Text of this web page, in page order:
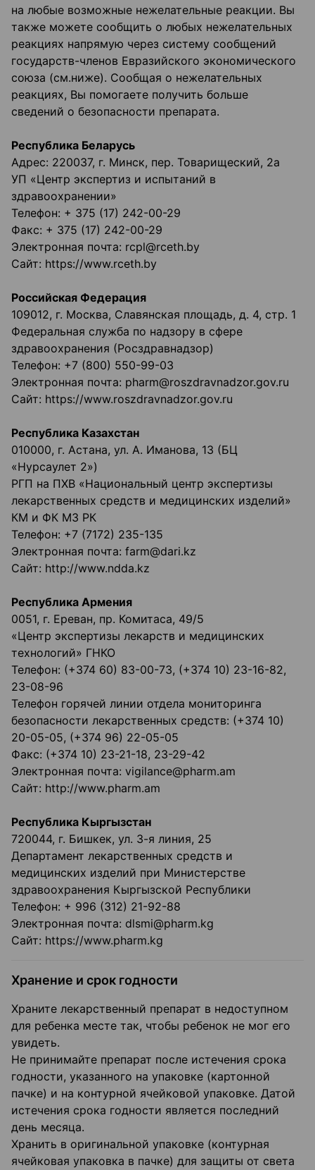
на любые возможные нежелательные реакции. Вы
также можете сообщить о любых нежелательных
реакциях напрямую через систему сообщений
государств-членов Евразийского экономического
союза (см.ниже). Сообщая о нежелательных
реакциях, Вы помогаете получить больше
сведений о безопасности препарата.
Республика Беларусь
Адрес: 220037, г. Минск, пер. Товарищеский, 2а
УП «Центр экспертиз и испытаний в
здравоохранении»
Телефон: + 375 (17) 242-00-29
Факс: + 375 (17) 242-00-29
Электронная почта: rcpl@rceth.by
Сайт: https://www.rceth.by
Российская Федерация
109012, г. Москва, Славянская площадь, д. 4, стр. 1
Федеральная служба по надзору в сфере
здравоохранения (Росздравнадзор)
Телефон: +7 (800) 550-99-03
Электронная почта: pharm@roszdravnadzor.gov.ru
Сайт: https://www.roszdravnadzor.gov.ru
Республика Казахстан
010000, г. Астана, ул. А. Иманова, 13 (БЦ
«Нурсаулет 2»)
РГП на ПХВ «Национальный центр экспертизы
лекарственных средств и медицинских изделий»
КМ и ФК МЗ РК
Телефон: +7 (7172) 235-135
Электронная почта: farm@dari.kz
Сайт: http://www.ndda.kz
Республика Армения
0051, г. Ереван, пр. Комитаса, 49/5
«Центр экспертизы лекарств и медицинских
технологий» ГНКО
Телефон: (+374 60) 83-00-73, (+374 10) 23-16-82,
23-08-96
Телефон горячей линии отдела мониторинга
безопасности лекарственных средств: (+374 10)
20-05-05, (+374 96) 22-05-05
Факс: (+374 10) 23-21-18, 23-29-42
Электронная почта: vigilance@pharm.am
Сайт: http://www.pharm.am
Республика Кыргызстан
720044, г. Бишкек, ул. 3-я линия, 25
Департамент лекарственных средств и
медицинских изделий при Министерстве
здравоохранения Кыргызской Республики
Телефон: + 996 (312) 21-92-88
Электронная почта: dlsmi@pharm.kg
Сайт: https://www.pharm.kg
Хранение и срок годности
Храните лекарственный препарат в недоступном
для ребенка месте так, чтобы ребенок не мог его
увидеть.
Не принимайте препарат после истечения срока
годности, указанного на упаковке (картонной
пачке) и на контурной ячейковой упаковке. Датой
истечения срока годности является последний
день месяца.
Хранить в оригинальной упаковке (контурная
ячейковая упаковка в пачке) для защиты от света